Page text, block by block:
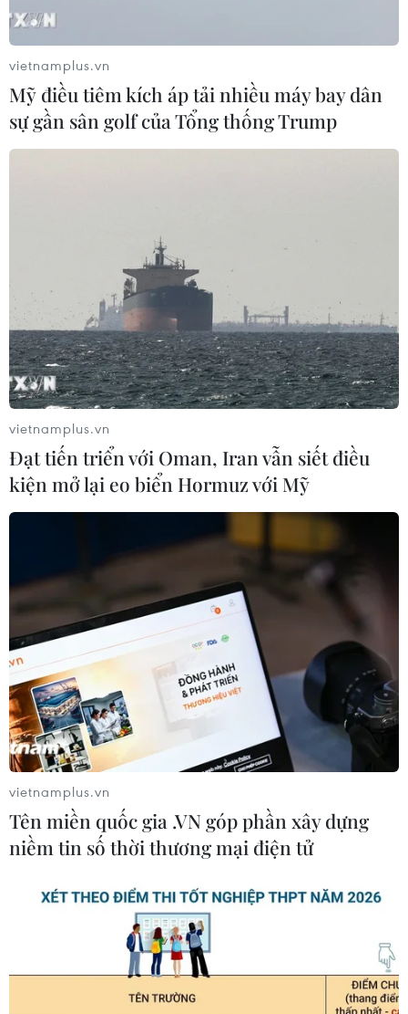
vietnamplus.vn
Mỹ điều tiêm kích áp tải nhiều máy bay dân
sự gần sân golf của Tổng thống Trump
vietnamplus.vn
Đạt tiến triển với Oman, Iran vẫn siết điều
kiện mở lại eo biển Hormuz với Mỹ
vietnamplus.vn
Tên miền quốc gia .VN góp phần xây dựng
niềm tin số thời thương mại điện tử